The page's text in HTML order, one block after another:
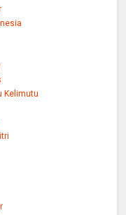
Kelimutu